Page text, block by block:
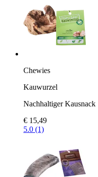
Chewies
Kauwurzel
Nachhaltiger Kausnack
€ 15,49
5.0 (1)